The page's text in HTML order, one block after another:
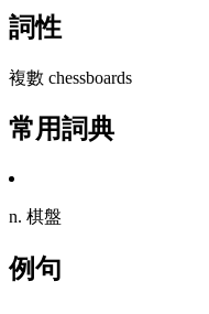
詞性
複數 chessboards
常用詞典
n. 棋盤
例句